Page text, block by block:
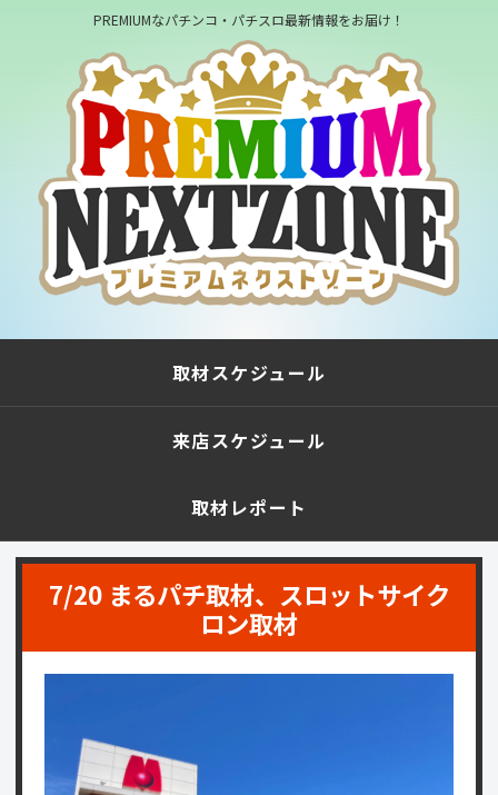
PREMIUMなパチンコ・パチスロ最新情報をお届け！
取材スケジュール
来店スケジュール
取材レポート
7/20 まるパチ取材、スロットサイク
ロン取材